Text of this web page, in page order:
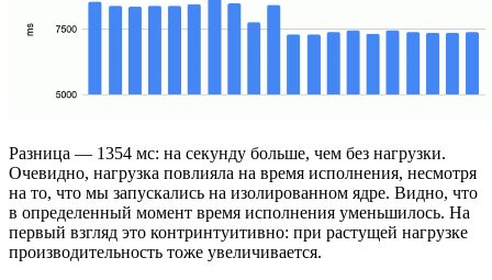
Разница — 1354 мс: на секунду больше, чем без нагрузки.
Очевидно, нагрузка повлияла на время исполнения, несмотря
на то, что мы запускались на изолированном ядре. Видно, что
в определенный момент время исполнения уменьшилось. На
первый взгляд это контринтуитивно: при растущей нагрузке
производительность тоже увеличивается.